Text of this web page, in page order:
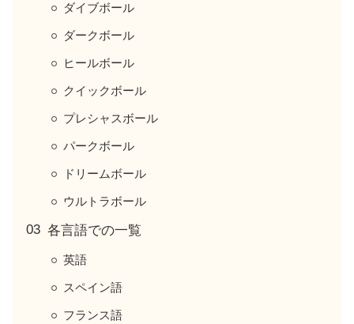
ダイブボール
ダークボール
ヒールボール
クイックボール
プレシャスボール
パークボール
ドリームボール
ウルトラボール
各言語での一覧
英語
スペイン語
フランス語